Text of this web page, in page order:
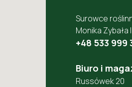
Surowce
Monika Zybała |
+48 533 999
Biuro i
Russówek 20